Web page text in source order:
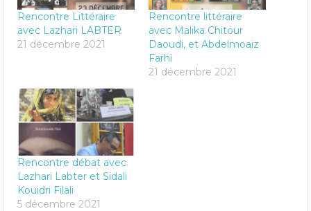
Rencontre Littéraire
avec Lazhari LABTER
21 décembre 2021
Rencontre littéraire
avec Malika Chitour
Daoudi, et Abdelmoaiz
Farhi
21 décembre 2021
Rencontre débat avec
Lazhari Labter et Sidali
Kouidri Filali
5 décembre 2021